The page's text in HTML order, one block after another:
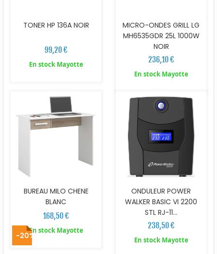
TONER HP 136A NOIR
99,20 €
En stock Mayotte
MICRO-ONDES GRILL LG
MH6535GDR 25L 1000W
NOIR
236,10 €
En stock Mayotte
BUREAU MILO CHENE
BLANC
168,50 €
En stock Mayotte
ONDULEUR POWER
WALKER BASIC VI 2200
STL RJ-11...
238,50 €
En stock Mayotte
-20%